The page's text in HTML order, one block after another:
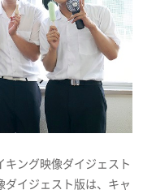
ング映像ダイジェスト
イジェスト版は、キャ